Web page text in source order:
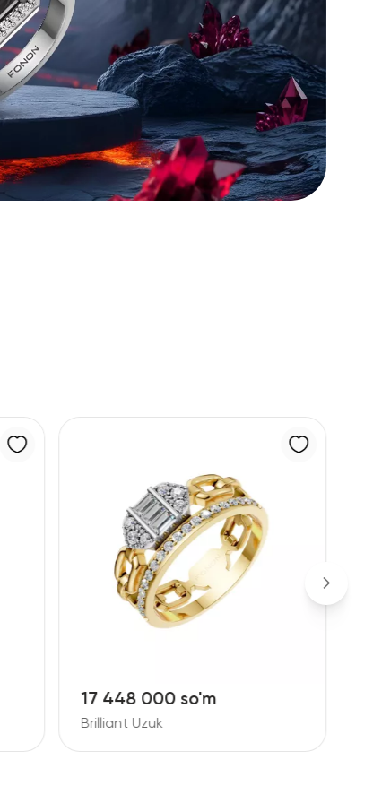
156 301 000 so'm
Brilliant Uzuk